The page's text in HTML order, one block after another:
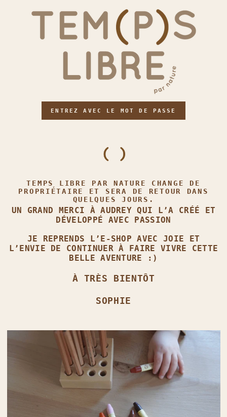
ENTREZ AVEC LE MOT DE PASSE
TEMPS LIBRE PAR NATURE CHANGE DE
PROPRIÉTAIRE ET SERA DE RETOUR DANS
QUELQUES JOURS.
UN GRAND MERCI À AUDREY QUI L’A CRÉÉ ET
DÉVELOPPÉ AVEC PASSION
JE REPRENDS L’E‑SHOP AVEC JOIE ET
L’ENVIE DE CONTINUER À FAIRE VIVRE CETTE
BELLE AVENTURE :)
À TRÈS BIENTÔT
SOPHIE